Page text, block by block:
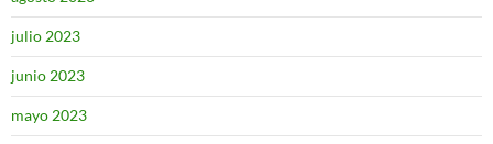
julio 2023
junio 2023
mayo 2023